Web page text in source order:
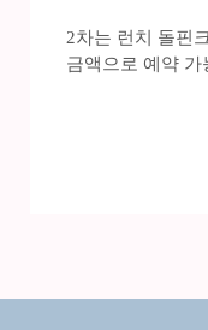
2차는 런치 돌핀
금액으로 예약 가